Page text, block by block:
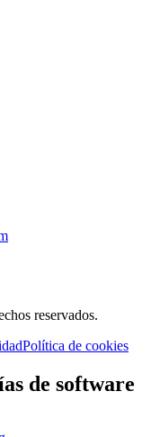
reservados.
Política de cookies
de software